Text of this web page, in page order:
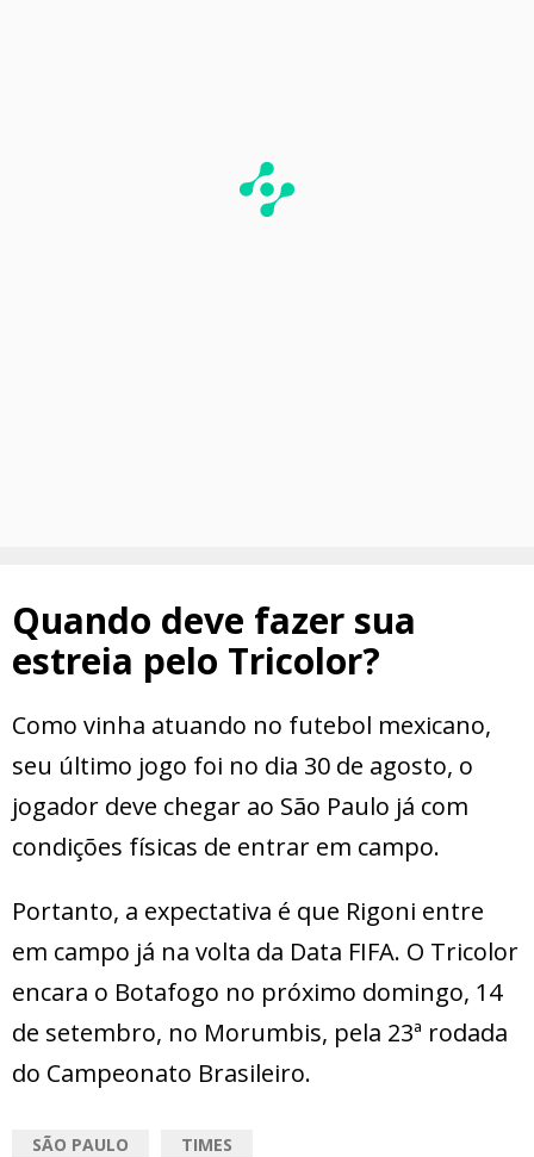
Quando deve fazer sua
estreia pelo Tricolor?
Como vinha atuando no futebol mexicano,
seu último jogo foi no dia 30 de agosto, o
jogador deve chegar ao São Paulo já com
condições físicas de entrar em campo.
Portanto, a expectativa é que Rigoni entre
em campo já na volta da Data FIFA. O Tricolor
encara o Botafogo no próximo domingo, 14
de setembro, no Morumbis, pela 23ª rodada
do Campeonato Brasileiro.
SÃO PAULO TIMES